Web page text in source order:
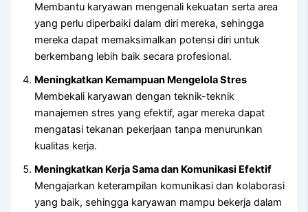
Membantu karyawan mengenali kekuatan serta area
yang perlu diperbaiki dalam diri mereka, sehingga
mereka dapat memaksimalkan potensi diri untuk
berkembang lebih baik secara profesional.
Meningkatkan Kemampuan Mengelola Stres
Membekali karyawan dengan teknik-teknik
manajemen stres yang efektif, agar mereka dapat
mengatasi tekanan pekerjaan tanpa menurunkan
kualitas kerja.
Meningkatkan Kerja Sama dan Komunikasi Efektif
Mengajarkan keterampilan komunikasi dan kolaborasi
yang baik, sehingga karyawan mampu bekerja dalam